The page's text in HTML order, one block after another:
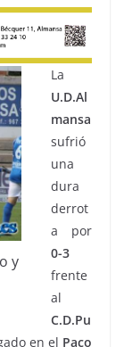
y
La
U.D.Al
mansa
sufrió
una
dura
derrot
a por
0-3
frente
al
C.D.Pu
en el Paco